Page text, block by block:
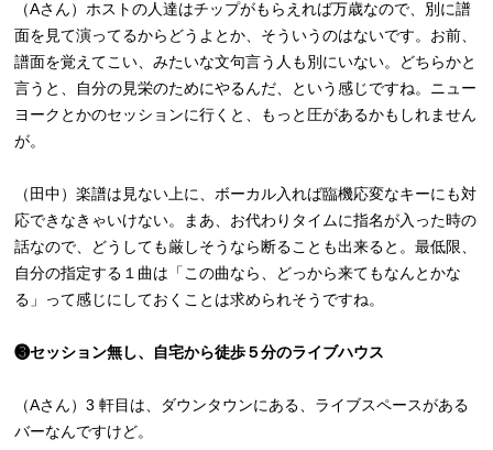
（Aさん）ホストの人達はチップがもらえれば万歳なので、別に譜
面を見て演ってるからどうよとか、そういうのはないです。お前、
譜面を覚えてこい、みたいな文句言う人も別にいない。どちらかと
言うと、自分の見栄のためにやるんだ、という感じですね。ニュー
ヨークとかのセッションに行くと、もっと圧があるかもしれません
が。
（田中）楽譜は見ない上に、ボーカル入れば臨機応変なキーにも対
応できなきゃいけない。まあ、お代わりタイムに指名が入った時の
話なので、どうしても厳しそうなら断ることも出来ると。最低限、
自分の指定する１曲は「この曲なら、どっから来てもなんとかな
る」って感じにしておくことは求められそうですね。
❸セッション無し、自宅から徒歩５分のライブハウス
（Aさん）3 軒目は、ダウンタウンにある、ライブスペースがある
バーなんですけど。